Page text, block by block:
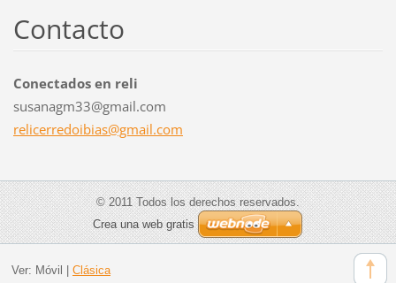
Contacto
Conectados en reli
susanagm33@gmail.com
relicerredoibias@gmail.com
© 2011 Todos los derechos reservados.
Crea una web gratis
Ver: Móvil Clásica